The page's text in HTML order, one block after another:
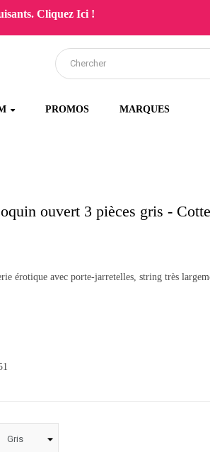
Cliquez Ici !
PROMOS MARQUES
ouvert 3 pièces gris -
érotique avec porte-jarretelles, string très